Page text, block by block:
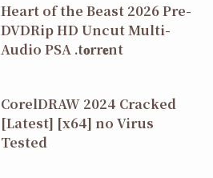
Heart of the Beast 2026 Pre-
DVDRip HD Uncut Multi-
Audio PSA .t𝐨rr𝐞nt
CorelDRAW 2024 Cracked
[Latest] [x64] no Virus
Tested